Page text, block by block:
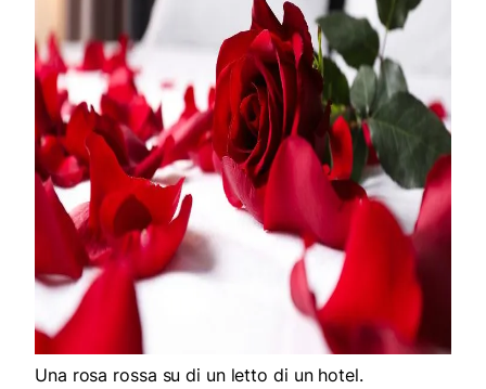
Una rosa rossa su di un letto di un hotel.